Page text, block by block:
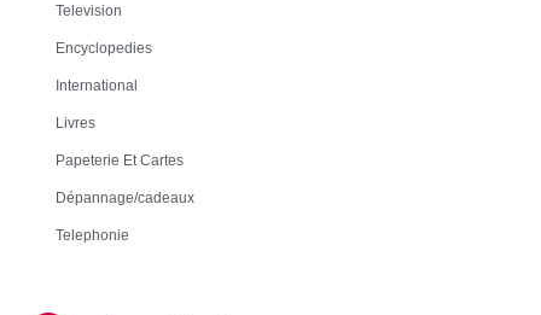
Television
Encyclopedies
International
Livres
Papeterie Et Cartes
Dépannage/cadeaux
Telephonie